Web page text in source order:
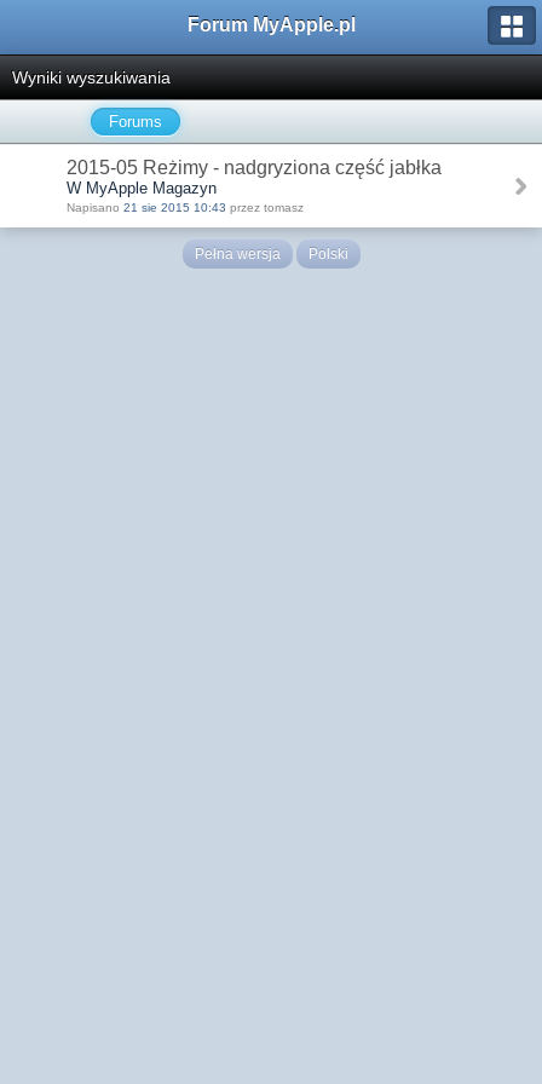
Forum MyApple.pl
Wyniki wyszukiwania
Forums
2015-05 Reżimy - nadgryziona część jabłka
W MyApple Magazyn
Napisano 21 sie 2015 10:43 przez tomasz
Pełna wersja Polski